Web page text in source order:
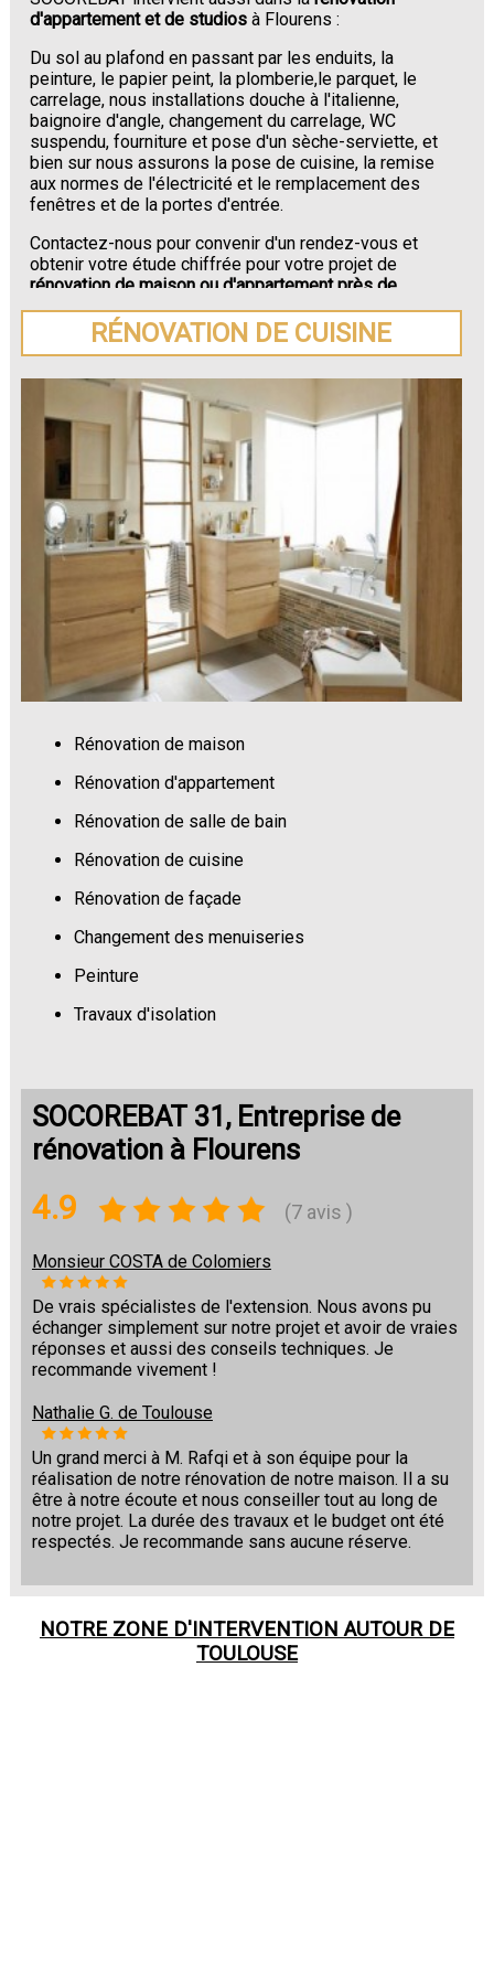
d'appartement et de studios à Flourens :
Du sol au plafond en passant par les enduits, la
peinture, le papier peint, la plomberie,le parquet, le
carrelage, nous installations douche à l'italienne,
baignoire d'angle, changement du carrelage, WC
suspendu, fourniture et pose d'un sèche-serviette, et
bien sur nous assurons la pose de cuisine, la remise
aux normes de l'électricité et le remplacement des
fenêtres et de la portes d'entrée.
Contactez-nous pour convenir d'un rendez-vous et
obtenir votre étude chiffrée pour votre projet de
rénovation de maison ou d'appartement près de
Flourens.
RÉNOVATION DE CUISINE
Rénovation de maison
Rénovation d'appartement
Rénovation de salle de bain
Rénovation de cuisine
Rénovation de façade
Changement des menuiseries
Peinture
Travaux d'isolation
SOCOREBAT 31, Entreprise de
rénovation à Flourens
4.9 (7 avis )
Monsieur COSTA de Colomiers
De vrais spécialistes de l'extension. Nous avons pu
échanger simplement sur notre projet et avoir de vraies
réponses et aussi des conseils techniques. Je
recommande vivement !
Nathalie G. de Toulouse
Un grand merci à M. Rafqi et à son équipe pour la
réalisation de notre rénovation de notre maison. Il a su
être à notre écoute et nous conseiller tout au long de
notre projet. La durée des travaux et le budget ont été
respectés. Je recommande sans aucune réserve.
NOTRE ZONE D'INTERVENTION AUTOUR DE
TOULOUSE